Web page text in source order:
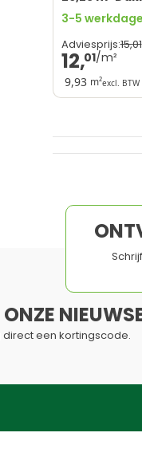
3-5
Adviesprijs:15,01
12,01
9,93 m²excl. BTW
een kortingscode.